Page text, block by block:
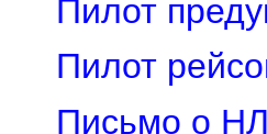
Пилот
Пилот
Письмо о